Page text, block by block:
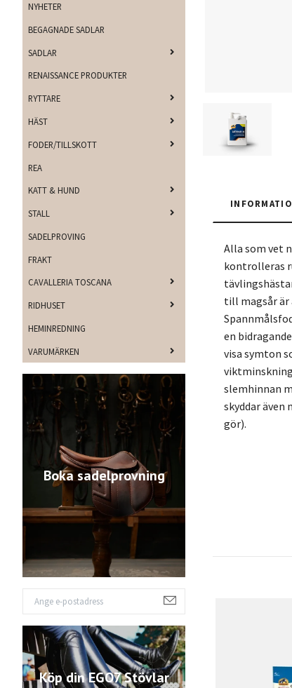
NYHETER
BEGAGNADE SADLAR
SADLAR
RENAISSANCE PRODUKTER
RYTTARE
HÄST
FODER/TILLSKOTT
REA
KATT & HUND
STALL
SADELPROVING
FRAKT
CAVALLERIA TOSCANA
RIDHUSET
HEMINREDNING
VARUMÄRKEN
Boka sadelprovning
Köp din EGO7 Stövlar
Alla som vet
kontrolleras
till magsår är
en
visa symton
viktminskning
slemhinnan
skyddar
gör).